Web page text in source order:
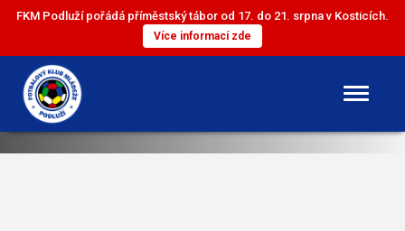
FKM Podluží pořádá příměstský tábor od 17. do 21. srpna v Kosticích.
Více informací zde
DOROST